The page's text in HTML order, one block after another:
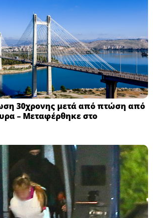
30χρονης μετά από πτώση από
– Μεταφέρθηκε στο